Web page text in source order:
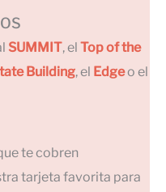
SUMMIT, el Top of the
Building, el Edgeo el
te cobren
tarjeta favorita para